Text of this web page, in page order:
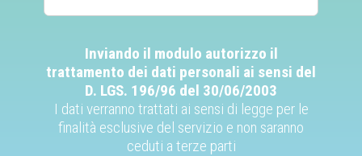
Inviando il modulo autorizzo il
trattamento dei dati personali ai sensi del
D. LGS. 196/96 del 30/06/2003
I dati verranno trattati ai sensi di legge per le
finalità esclusive del servizio e non saranno
ceduti a terze parti